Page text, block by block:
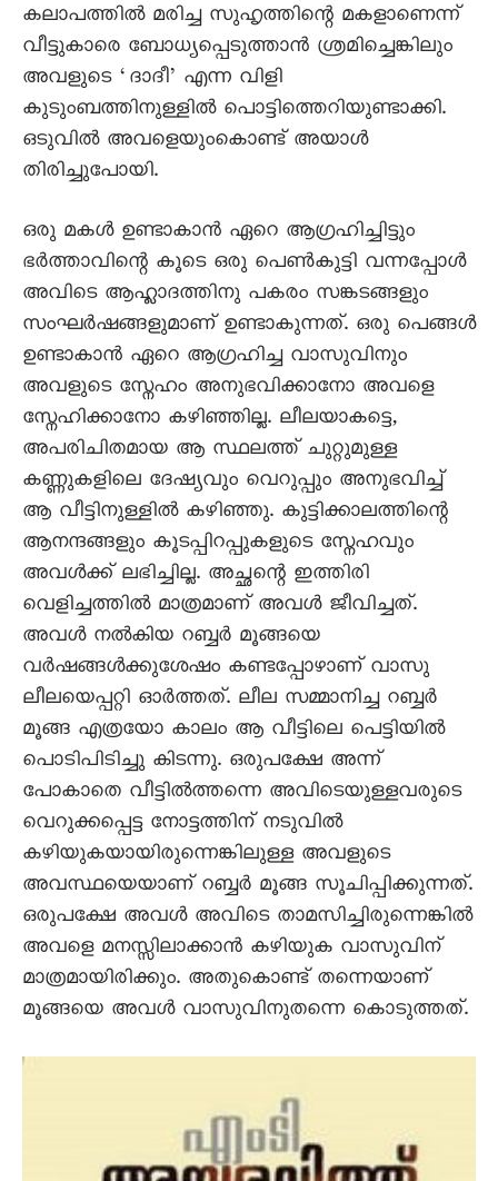
കലാപത്തിൽ മരിച്ച സുഹൃത്തിന്റെ മകളാണെന്ന്
വീട്ടുകാരെ ബോധ്യപ്പെടുത്താൻ ശ്രമിച്ചെങ്കിലും
അവളുടെ ‘ദാദീ’ എന്ന വിളി
കുടുംബത്തിനുള്ളിൽ പൊട്ടിത്തെറിയുണ്ടാക്കി.
ഒടുവിൽ അവളെയുംകൊണ്ട് അയാൾ
തിരിച്ചുപോയി.
ഒരു മകൾ ഉണ്ടാകാൻ ഏറെ ആഗ്രഹിച്ചിട്ടും
ഭർത്താവിന്റെ കൂടെ ഒരു പെൺകുട്ടി വന്നപ്പോൾ
അവിടെ ആഹ്ലാദത്തിനു പകരം സങ്കടങ്ങളും
സംഘർഷങ്ങളുമാണ് ഉണ്ടാകുന്നത്. ഒരു പെങ്ങൾ
ഉണ്ടാകാൻ ഏറെ ആഗ്രഹിച്ച വാസുവിനും
അവളുടെ സ്നേഹം അനുഭവിക്കാനോ അവളെ
സ്നേഹിക്കാനോ കഴിഞ്ഞില്ല. ലീലയാകട്ടെ,
അപരിചിതമായ ആ സ്ഥലത്ത് ചുറ്റുമുള്ള
കണ്ണുകളിലെ ദേഷ്യവും വെറുപ്പും അനുഭവിച്ച്
ആ വീട്ടിനുള്ളിൽ കഴിഞ്ഞു. കുട്ടിക്കാലത്തിന്റെ
ആനന്ദങ്ങളും കൂടപ്പിറപ്പുകളുടെ സ്നേഹവും
അവൾക്ക് ലഭിച്ചില്ല. അച്ഛന്റെ ഇത്തിരി
വെളിച്ചത്തിൽ മാത്രമാണ് അവൾ ജീവിച്ചത്.
അവൾ നൽകിയ റബ്ബർ മൂങ്ങയെ
വർഷങ്ങൾക്കുശേഷം കണ്ടപ്പോഴാണ് വാസു
ലീലയെപ്പറ്റി ഓർത്തത്. ലീല സമ്മാനിച്ച റബ്ബർ
മൂങ്ങ എത്രയോ കാലം ആ വീട്ടിലെ പെട്ടിയിൽ
പൊടിപിടിച്ചു കിടന്നു. ഒരുപക്ഷേ അന്ന്
പോകാതെ വീട്ടിൽത്തന്നെ അവിടെയുള്ളവരുടെ
വെറുക്കപ്പെട്ട നോട്ടത്തിന് നടുവിൽ
കഴിയുകയായിരുന്നെങ്കിലുള്ള അവളുടെ
അവസ്ഥയെയാണ് റബ്ബർ മൂങ്ങ സൂചിപ്പിക്കുന്നത്.
ഒരുപക്ഷേ അവൾ അവിടെ താമസിച്ചിരുന്നെങ്കിൽ
അവളെ മനസ്സിലാക്കാൻ കഴിയുക വാസുവിന്
മാത്രമായിരിക്കും. അതുകൊണ്ട് തന്നെയാണ്
മൂങ്ങയെ അവൾ വാസുവിനുതന്നെ കൊടുത്തത്.